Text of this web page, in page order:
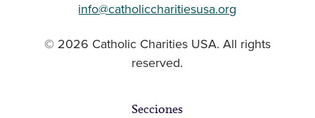
info@catholiccharitiesusa.org
© 2026 Catholic Charities USA. All rights
reserved.
Secciones